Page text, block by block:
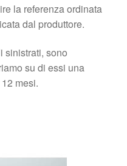
la referenza ordinata
dal produttore.
sinistrati, sono
su di essi una
mesi.